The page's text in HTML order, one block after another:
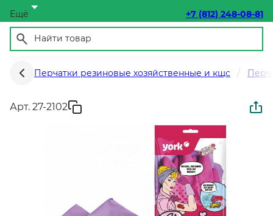
Ещё +7 (812) 248-08-81
Перчатки резиновые хозяйственные и кщс
Арт. 27-2102